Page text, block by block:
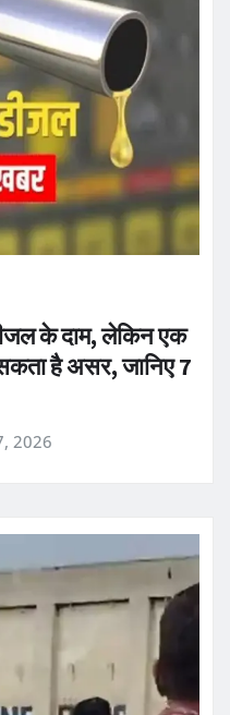
के दाम, लेकिन एक
है असर, जानिए 7
2026